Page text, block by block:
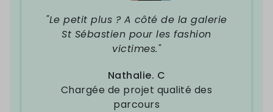
"Le petit plus ? A côté de la galerie
St Sébastien pour les fashion
victimes."
Nathalie. C
Chargée de projet qualité des
parcours